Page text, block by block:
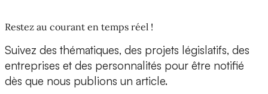
Restez au courant en temps réel !
Suivez des thématiques, des projets législatifs, des
entreprises et des personnalités pour être notifié
dès que nous publions un article.